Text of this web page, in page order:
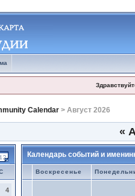
Calendar> Август 2026
«
4
Календарь событий и
Воскресенье